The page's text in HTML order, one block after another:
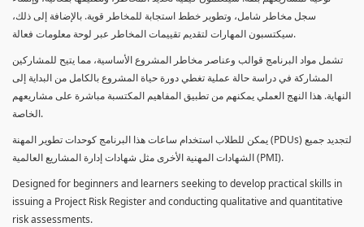
سجل مخاطر شامل، وتطوير خطط استجابة للمخاطر قوية. بالإضافة إلى ذلك،
سيكتسبون المهارات لتقديم تقييمات المخاطر عبر لوحة معلومات فعالة.
تشمل مواد البرنامج قوالب وعناصر مخاطر المشروع الأساسية، مما يتيح للمشاركين
المشاركة في دراسة حالة عملية تغطي دورة حياة المشروع بالكامل من البداية إلى
النهاية. هذا النهج العملي يمكنهم من تطبيق المفاهيم المكتسبة مباشرة على مشاريعهم
الخاصة.
يمكن للطلاب استخدام ساعات هذا البرنامج كوحدات تطوير المهنة (PDUs) لتجديد جميع
الشهادات المهنية الأخرى مثل شهادات إدارة المشاريع العالمية (PMI).
Designed for beginners and learners seeking to develop practical skills in
issuing a Project Risk Register and conducting qualitative and quantitative
risk assessments.